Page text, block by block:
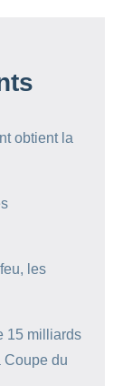
obtient la
les
15 milliards
Coupe du